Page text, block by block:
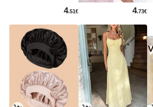
4.73€
4.51€